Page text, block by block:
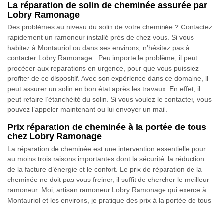
La réparation de solin de cheminée assurée par
Lobry Ramonage
Des problèmes au niveau du solin de votre cheminée ? Contactez
rapidement un ramoneur installé près de chez vous. Si vous
habitez à Montauriol ou dans ses environs, n’hésitez pas à
contacter Lobry Ramonage . Peu importe le problème, il peut
procéder aux réparations en urgence, pour que vous puissiez
profiter de ce dispositif. Avec son expérience dans ce domaine, il
peut assurer un solin en bon état après les travaux. En effet, il
peut refaire l’étanchéité du solin. Si vous voulez le contacter, vous
pouvez l’appeler maintenant ou lui envoyer un mail.
Prix réparation de cheminée à la portée de tous
chez Lobry Ramonage
La réparation de cheminée est une intervention essentielle pour
au moins trois raisons importantes dont la sécurité, la réduction
de la facture d’énergie et le confort. Le prix de réparation de la
cheminée ne doit pas vous freiner, il suffit de chercher le meilleur
ramoneur. Moi, artisan ramoneur Lobry Ramonage qui exerce à
Montauriol et les environs, je pratique des prix à la portée de tous